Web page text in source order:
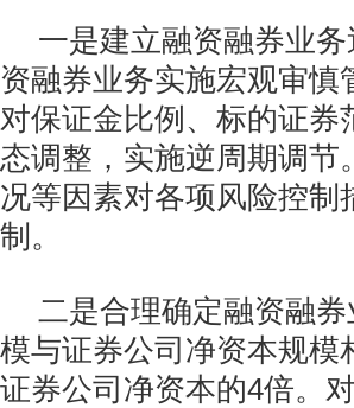
一是建立融资融券业
资融券业务实施宏观审
对保证金比例、标的证
态调整，实施逆周期调
况等因素对各项风险控
制。
二是合理确定融资融
模与证券公司净资本规
证券公司净资本的4倍。